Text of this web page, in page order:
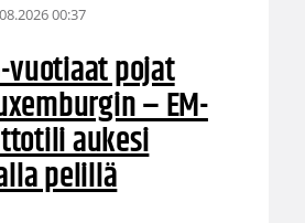
00:37
vuotiaat pojat
– EM-
aukesi
pelillä